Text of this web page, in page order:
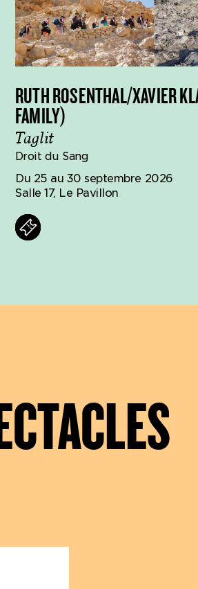
RUTH ROSENTHAL/XAVIER
FAMILY)
Taglit
Droit du Sang
Du 25 au 30 septembre 2026
Salle 17, Le Pavillon